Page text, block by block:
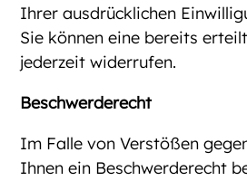
Ihrer ausdrücklichen
Sie können eine bereits
jederzeit widerrufen.
Beschwerderecht
Im Falle von Verstößen
Ihnen ein Beschwerderecht